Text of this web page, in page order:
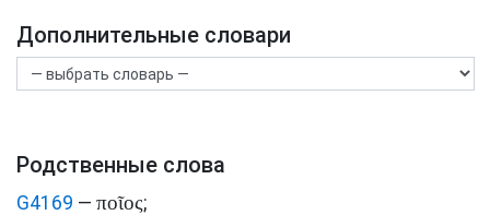
Дополнительные словари
Родственные слова
G4169 — ποῖος;